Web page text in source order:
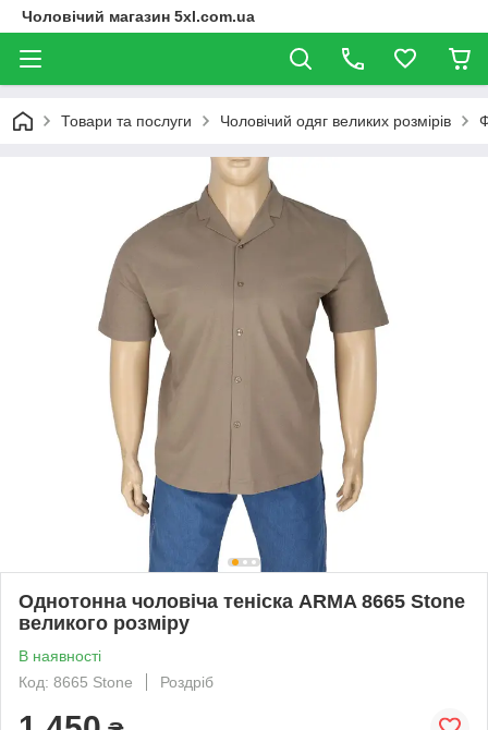
Чоловічий магазин 5xl.com.ua
Товари та послуги Чоловічий одяг великих розмірів
Однотонна чоловіча теніска ARMA 8665 Stone
великого розміру
В наявності
Код: 8665 Stone
Роздріб